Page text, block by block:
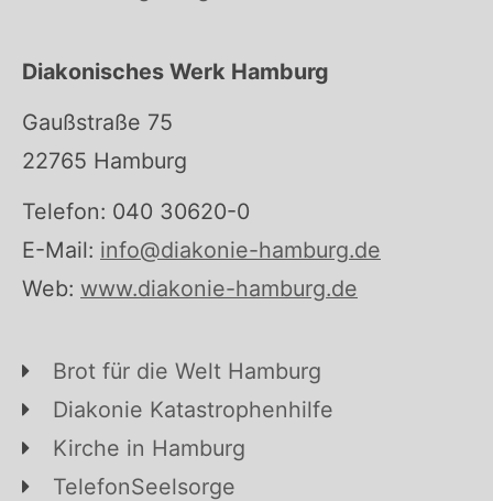
Diakonisches Werk Hamburg
Gaußstraße 75
22765 Hamburg
Telefon: 040 30620-0
E-Mail: info@diakonie-hamburg.de
Web: www.diakonie-hamburg.de
Brot für die Welt Hamburg
Diakonie Katastrophenhilfe
Kirche in Hamburg
TelefonSeelsorge